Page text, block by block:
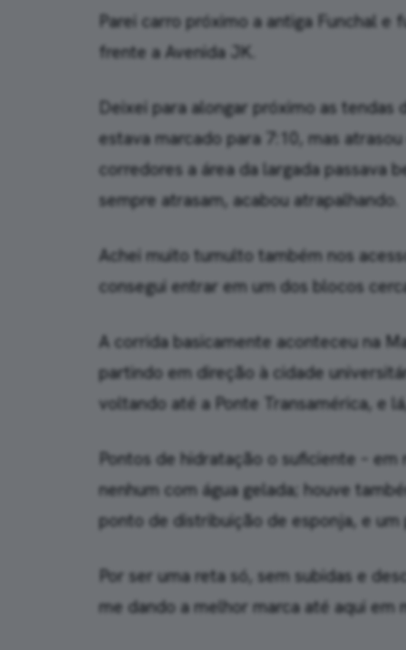
Parei carro próximo a antiga Funchal e
frente a Avenida JK.
Deixei para alongar próximo as
estava marcado para 7:10, mas
corredores a área da largada passava
sempre atrasam, acabou atrapalhando.
Achei muito tumulto também nos
consegui entrar em um dos blocos
A corrida basicamente aconteceu na
partindo em direção à cidade
voltando até a Ponte Transamérica, e
Pontos de hidratação o suficiente –
nenhum com água gelada; houve
ponto de distribuição de esponja, e
Por ser uma reta só, sem subidas e
me dando a melhor marca até aqui em